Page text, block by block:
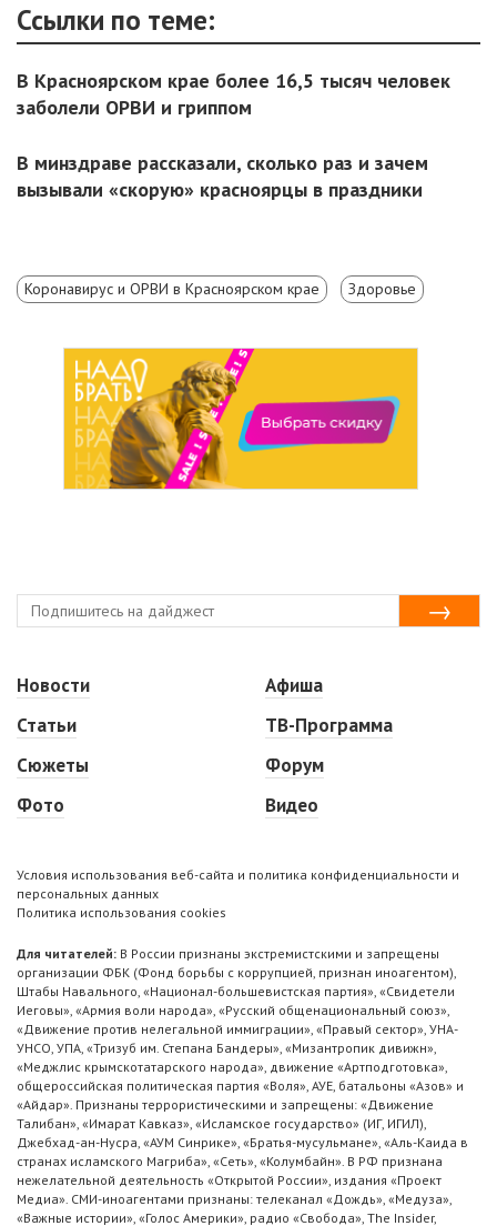
Ссылки по теме:
В Красноярском крае более 16,5 тысяч человек
заболели ОРВИ и гриппом
В минздраве рассказали, сколько раз и зачем
вызывали «скорую» красноярцы в праздники
Коронавирус и ОРВИ в Красноярском крае Здоровье
Новости
Статьи
Сюжеты
Фото
Афиша
ТВ-Программа
Форум
Видео
Условия использования веб-сайта и политика конфиденциальности и
персональных данных
Политика использования cookies
Для читателей: В России признаны экстремистскими и запрещены
организации ФБК (Фонд борьбы с коррупцией, признан иноагентом),
Штабы Навального, «Национал-большевистская партия», «Свидетели
Иеговы», «Армия воли народа», «Русский общенациональный союз»,
«Движение против нелегальной иммиграции», «Правый сектор», УНА-
УНСО, УПА, «Тризуб им. Степана Бандеры», «Мизантропик дивижн»,
«Меджлис крымскотатарского народа», движение «Артподготовка»,
общероссийская политическая партия «Воля», АУЕ, батальоны «Азов» и
«Айдар». Признаны террористическими и запрещены: «Движение
Талибан», «Имарат Кавказ», «Исламское государство» (ИГ, ИГИЛ),
Джебхад-ан-Нусра, «АУМ Синрике», «Братья-мусульмане», «Аль-Каида в
странах исламского Магриба», «Сеть», «Колумбайн». В РФ признана
нежелательной деятельность «Открытой России», издания «Проект
Медиа». СМИ-иноагентами признаны: телеканал «Дождь», «Медуза»,
«Важные истории», «Голос Америки», радио «Свобода», The Insider,